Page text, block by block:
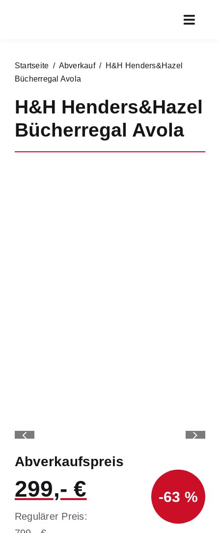
Startseite / Abverkauf/ H&H Henders&Hazel
Bücherregal Avola
H&H Henders&Hazel
Bücherregal Avola
Abverkaufspreis
299
Regulärer Preis:
-63 %